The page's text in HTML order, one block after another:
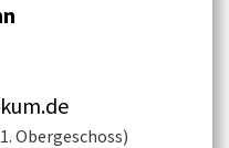
Obergeschoss)